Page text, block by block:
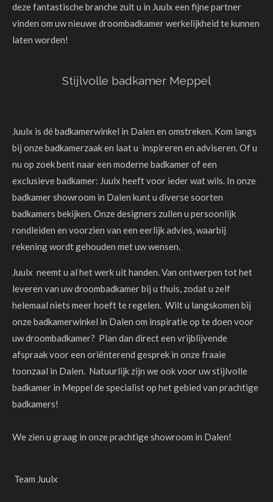
deze fantastische branche zult u in Juulx een fijne partner
vinden om uw nieuwe droombadkamer werkelijkheid te kunnen
laten worden!
Stijlvolle badkamer Meppel
Juulx is dé badkamerwinkel in Dalen en omstreken. Kom langs
bij onze badkamerzaak en laat u inspireren en adviseren. Of u
nu op zoek bent naar een moderne badkamer of een
exclusieve badkamer: Juulx heeft voor ieder wat wils. In onze
badkamer showroom in Dalen kunt u diverse soorten
badkamers bekijken. Onze designers zullen u persoonlijk
rondleiden en voorzien van een eerlijk advies, waarbij
rekening wordt gehouden met uw wensen.
Juulx neemt u al het werk uit handen. Van ontwerpen tot het
leveren van uw droombadkamer bij u thuis, zodat u zelf
helemaal niets meer hoeft te regelen. Wilt u langskomen bij
onze badkamerwinkel in Dalen om inspiratie op te doen voor
uw droombadkamer? Plan dan direct een vrijblijvende
afspraak voor een oriënterend gesprek in onze fraaie
toonzaal in Dalen. Natuurlijk zijn we ook voor uw stijlvolle
badkamer in Meppel de specialist op het gebied van prachtige
badkamers!
We zien u graag in onze prachtige showroom in Dalen!
Team Juulx